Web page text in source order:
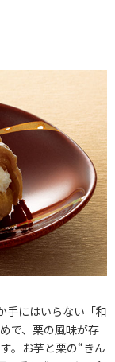
手にはいらない「和
で、栗の風味が存
。お芋と栗の“きん